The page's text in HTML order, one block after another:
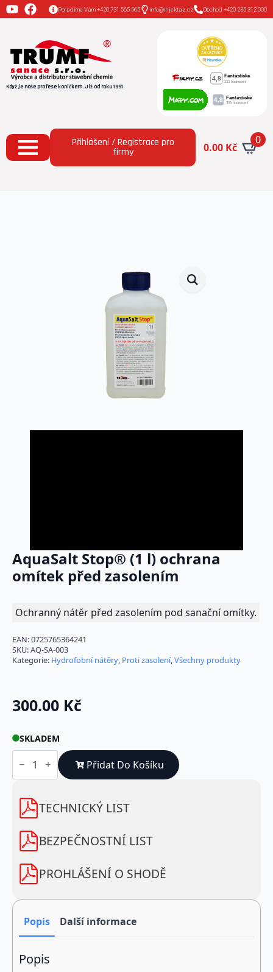
Poradíme Vám +420 731 565 565 info@injektaz.cz Obchod +420 235 312 000
Když je naše profese koníčkem. Již od roku 1991.
Přihlášení / Registrace pro
firmy 0.00 Kč
0
Domů
Všechny produkty
AquaSalt Stop® (1 l)
AquaSalt Stop® (1 l) ochrana
omítek před zasolením
Ochranný nátěr před zasolením pod sanační omítky.
EAN:0725765364241
SKU:AQ-SA-003
Kategorie: Hydrofobní nátěry, Proti zasolení,Všechny produkty
300.00 Kč
SKLADEM
AquaSalt
Stop®
l)
omítek
před
zasolením
množství
Přidat Do Košíku
TECHNICKÝ LIST
BEZPEČNOSTNÍ LIST
PROHLÁŠENÍ O SHODĚ
Popis Další informace
Popis